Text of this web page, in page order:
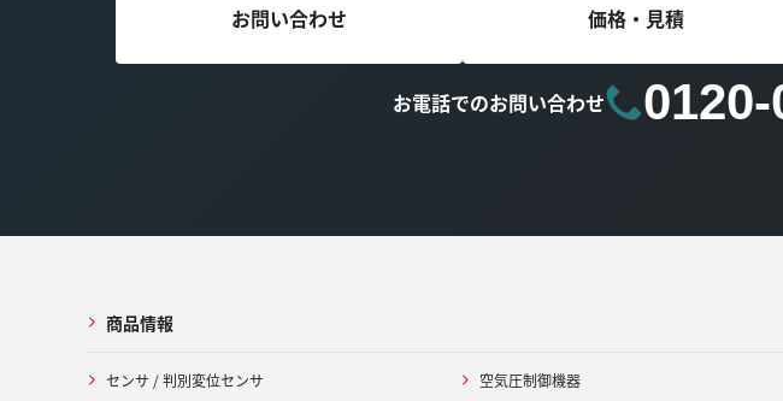
お問い合わせ 価格・見積
お電話でのお問い合わせ
商品情報
センサ / 判別変位センサ
空気圧制御機器